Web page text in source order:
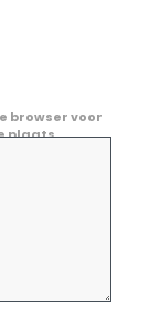
browser voor
plaats.